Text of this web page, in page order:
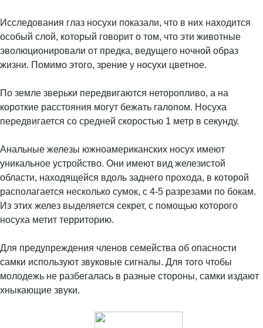
Исследования глаз носухи показали, что в них находится
особый слой, который говорит о том, что эти животные
эволюционировали от предка, ведущего ночной образ
жизни. Помимо этого, зрение у носухи цветное.
По земле зверьки передвигаются неторопливо, а на
короткие расстояния могут бежать галопом. Носуха
передвигается со средней скоростью 1 метр в секунду.
Анальные железы южноамериканских носух имеют
уникальное устройство. Они имеют вид железистой
области, находящейся вдоль заднего прохода, в которой
располагается несколько сумок, с 4-5 разрезами по бокам.
Из этих желез выделяется секрет, с помощью которого
носуха метит территорию.
Для предупреждения членов семейства об опасности
самки используют звуковые сигналы. Для того чтобы
молодежь не разбегалась в разные стороны, самки издают
хныкающие звуки.